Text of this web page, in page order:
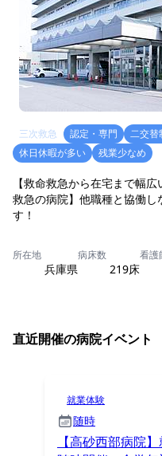
三次救急 認定・専門 二交替
休日休暇が多い
残業少なめ
【救命救急から在宅まで幅
救急の病院】他職種と協働し
す！
所在地
兵庫県
病床数
219床
看護
直近開催の病院イベント
就業体験
随時
【高砂西部病院